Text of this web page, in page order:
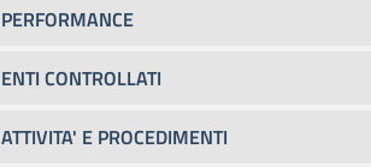
PERFORMANCE
ENTI CONTROLLATI
ATTIVITA' E PROCEDIMENTI